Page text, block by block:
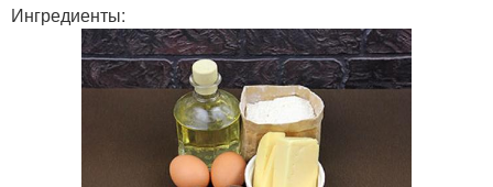
Ингредиенты: